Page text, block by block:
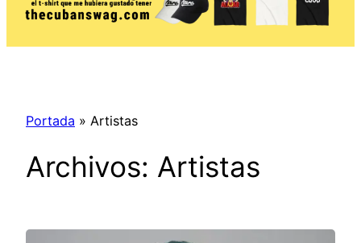
Portada » Artistas
Archivos: Artistas